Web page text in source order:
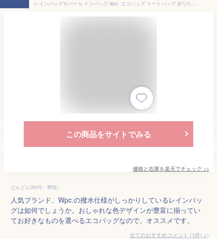
レインバッグカバー レインバッグ wpc. エコバッグ トートバッグ 折りたたみ コンパクト 大容量 マチ広 おしゃれ サブバッグ はっ水 バッグ 保護 かわいい パッカブル 撥水 通勤 通学 自転車 レディース 雨具 雨よけ 晴雨兼用 北欧 バッグカバー ショッピング 買い物バッグ
この商品をサイトでみる
価格と在庫を楽天でチェック >>
どんどん(50代・男性)
人気ブランド、Wpc.の撥水仕様がしっかりしているレインバッ
グは如何でしょうか。おしゃれな色デザインが豊富に揃ってい
てお好きなものを選べるエコバッグなので、オススメです。
全てのおすすめコメント (1件) >